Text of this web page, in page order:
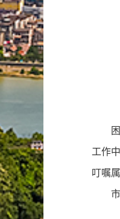
困难
工作
叮嘱
市领